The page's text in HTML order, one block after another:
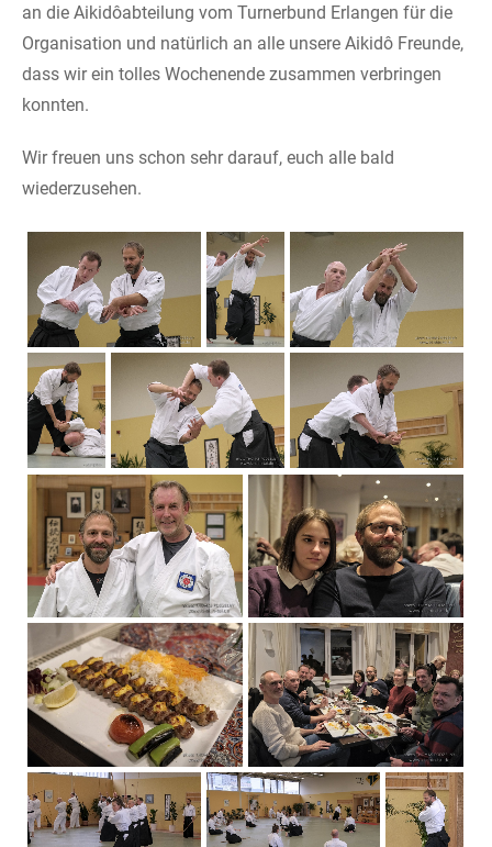
an die Aikidôabteilung vom Turnerbund Erlangen für die
Organisation und natürlich an alle unsere Aikidô Freunde,
dass wir ein tolles Wochenende zusammen verbringen
konnten.
Wir freuen uns schon sehr darauf, euch alle bald
wiederzusehen.